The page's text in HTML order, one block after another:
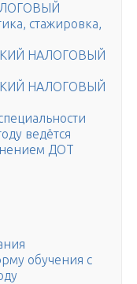
стажировка,
НАЛОГОВЫЙ
НАЛОГОВЫЙ
ведётся
ДОТ
обучения с